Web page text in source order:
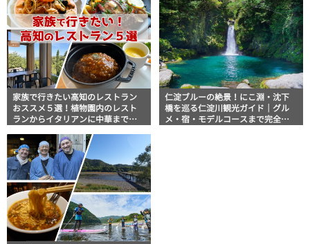
家族で行きたい高知のレストラン
おススメ５選！植物園内のレスト
ランからイタリアンに中華まで楽
仁淀ブルーの絶景！にこ淵・沈下
橋を巡る仁淀川観光ガイド｜グル
メ・宿・モデルコースまで完全網